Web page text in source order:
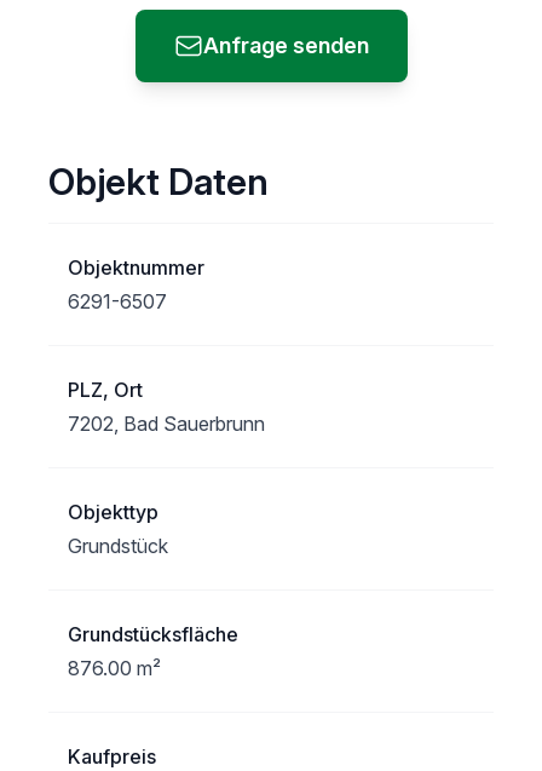
Anfrage senden
Objekt Daten
Objektnummer
6291-6507
PLZ, Ort
7202, Bad Sauerbrunn
Objekttyp
Grundstück
Grundstücksfläche
876.00 m²
Kaufpreis